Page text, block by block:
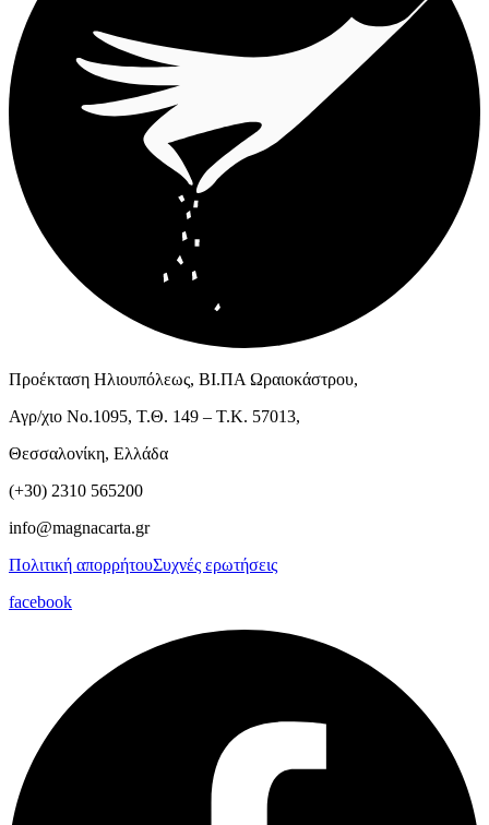
Προέκταση Ηλιουπόλεως, ΒΙ.ΠΑ Ωραιοκάστρου,
Αγρ/χιο Νο.1095, Τ.Θ. 149 – Τ.Κ. 57013,
Θεσσαλονίκη, Ελλάδα
(+30) 2310 565200
info@magnacarta.gr
Πολιτική απορρήτουΣυχνές ερωτήσεις
facebook